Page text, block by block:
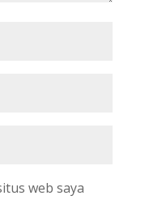
web saya